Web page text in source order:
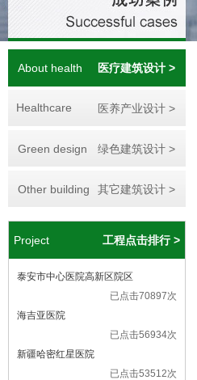
About health 医疗建筑设计 >
Healthcare 医养产业设计 >
Green design 绿色建筑设计 >
Other building 其它建筑设计 >
Project 工程点击排行 >
泰安市中心医院高新区院区
已点击70897次
海吉亚医院
已点击56934次
新疆哈密红星医院
已点击53512次